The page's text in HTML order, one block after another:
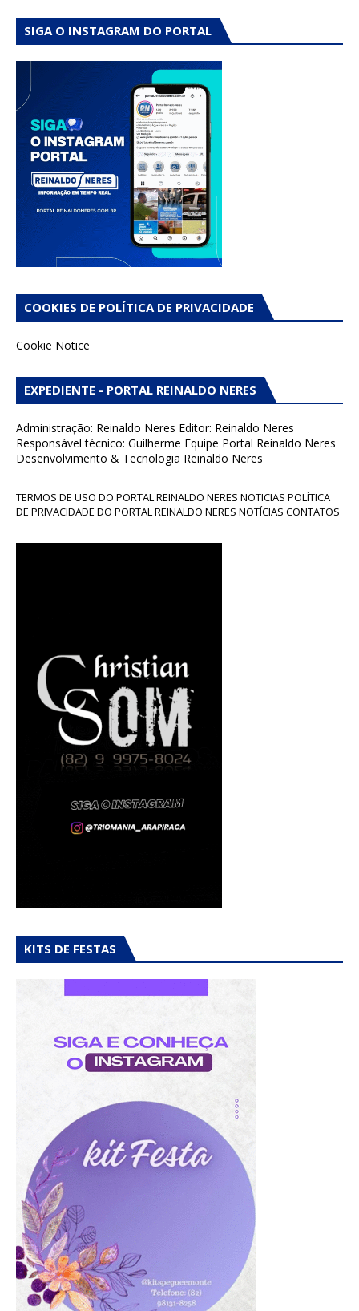
SIGA O INSTAGRAM DO PORTAL
COOKIES DE POLÍTICA DE PRIVACIDADE
Cookie Notice
EXPEDIENTE - PORTAL REINALDO NERES
Administração: Reinaldo Neres Editor: Reinaldo Neres
Responsável técnico: Guilherme Equipe Portal Reinaldo Neres
Desenvolvimento & Tecnologia Reinaldo Neres
TERMOS DE USO DO PORTAL REINALDO NERES NOTICIAS POLÍTICA
DE PRIVACIDADE DO PORTAL REINALDO NERES NOTÍCIAS CONTATOS
KITS DE FESTAS